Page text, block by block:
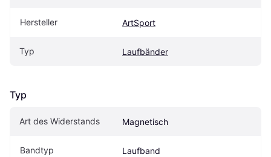
Hersteller ArtSport
Typ Laufbänder
Typ
Art des Widerstands Magnetisch
Bandtyp Laufband